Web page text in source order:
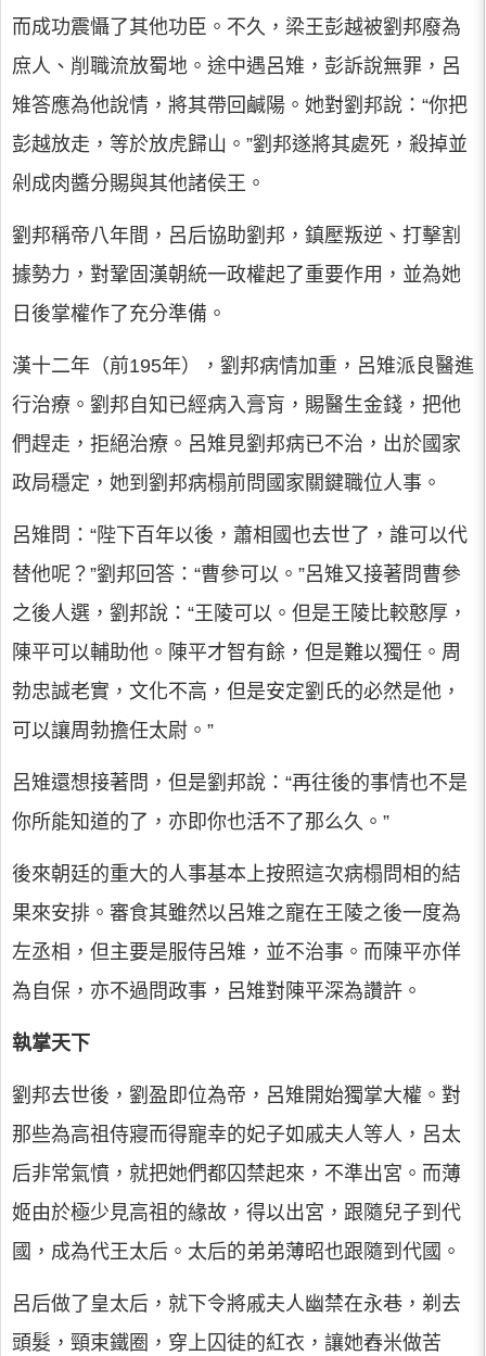
而成功震懾了其他功臣。不久，梁王彭越被劉邦廢為
庶人、削職流放蜀地。途中遇呂雉，彭訴說無罪，呂
雉答應為他說情，將其帶回鹹陽。她對劉邦說：“你把
彭越放走，等於放虎歸山。”劉邦遂將其處死，殺掉並
剁成肉醬分賜與其他諸侯王。
劉邦稱帝八年間，呂后協助劉邦，鎮壓叛逆、打擊割
據勢力，對鞏固漢朝統一政權起了重要作用，並為她
日後掌權作了充分準備。
漢十二年（前195年），劉邦病情加重，呂雉派良醫進
行治療。劉邦自知已經病入膏肓，賜醫生金錢，把他
們趕走，拒絕治療。呂雉見劉邦病已不治，出於國家
政局穩定，她到劉邦病榻前問國家關鍵職位人事。
呂雉問：“陛下百年以後，蕭相國也去世了，誰可以代
替他呢？”劉邦回答：“曹參可以。”呂雉又接著問曹參
之後人選，劉邦說：“王陵可以。但是王陵比較憨厚，
陳平可以輔助他。陳平才智有餘，但是難以獨任。周
勃忠誠老實，文化不高，但是安定劉氏的必然是他，
可以讓周勃擔任太尉。”
呂雉還想接著問，但是劉邦說：“再往後的事情也不是
你所能知道的了，亦即你也活不了那么久。”
後來朝廷的重大的人事基本上按照這次病榻問相的結
果來安排。審食其雖然以呂雉之寵在王陵之後一度為
左丞相，但主要是服侍呂雉，並不治事。而陳平亦佯
為自保，亦不過問政事，呂雉對陳平深為讚許。
執掌天下
劉邦去世後，劉盈即位為帝，呂雉開始獨掌大權。對
那些為高祖侍寢而得寵幸的妃子如戚夫人等人，呂太
后非常氣憤，就把她們都囚禁起來，不準出宮。而薄
姬由於極少見高祖的緣故，得以出宮，跟隨兒子到代
國，成為代王太后。太后的弟弟薄昭也跟隨到代國。
呂后做了皇太后，就下令將戚夫人幽禁在永巷，剃去
頭髮，頸束鐵圈，穿上囚徒的紅衣，讓她舂米做苦